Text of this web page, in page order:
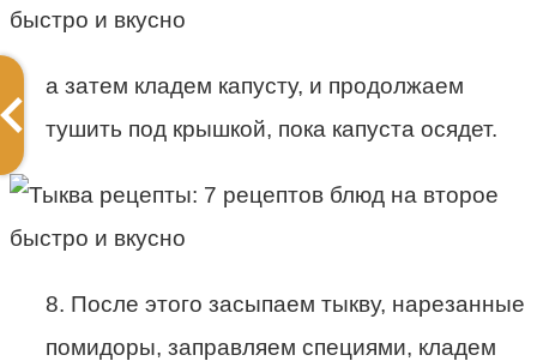
а затем кладем капусту, и продолжаем
тушить под крышкой, пока капуста осядет.
8. После этого засыпаем тыкву, нарезанные
помидоры, заправляем специями, кладем